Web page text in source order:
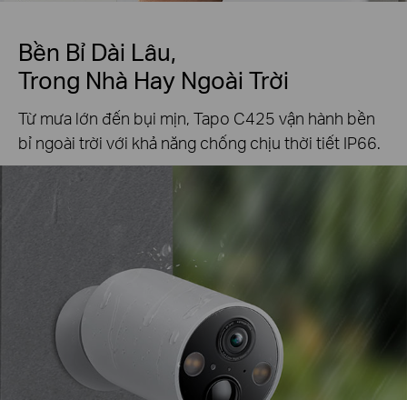
Bền Bỉ Dài Lâu,
Trong Nhà Hay Ngoài Trời
Từ mưa lớn đến bụi mịn, Tapo C425 vận hành bền
bỉ ngoài trời với khả năng chống chịu thời tiết IP66.